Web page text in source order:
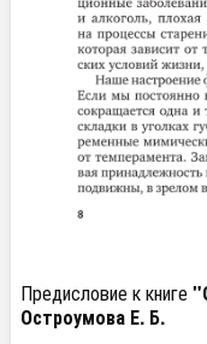
Предисловие к книге
Остроумова Е. Б.